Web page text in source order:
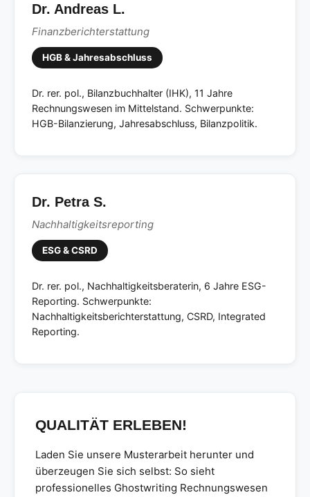
Dr. Andreas L.
Finanzberichterstattung
HGB & Jahresabschluss
Dr. rer. pol., Bilanzbuchhalter (IHK), 11 Jahre
Rechnungswesen im Mittelstand. Schwerpunkte:
HGB-Bilanzierung, Jahresabschluss, Bilanzpolitik.
Dr. Petra S.
Nachhaltigkeitsreporting
ESG & CSRD
Dr. rer. pol., Nachhaltigkeitsberaterin, 6 Jahre ESG-
Reporting. Schwerpunkte:
Nachhaltigkeitsberichterstattung, CSRD, Integrated
Reporting.
QUALITÄT ERLEBEN!
Laden Sie unsere Musterarbeit herunter und
überzeugen Sie sich selbst: So sieht
professionelles Ghostwriting Rechnungswesen